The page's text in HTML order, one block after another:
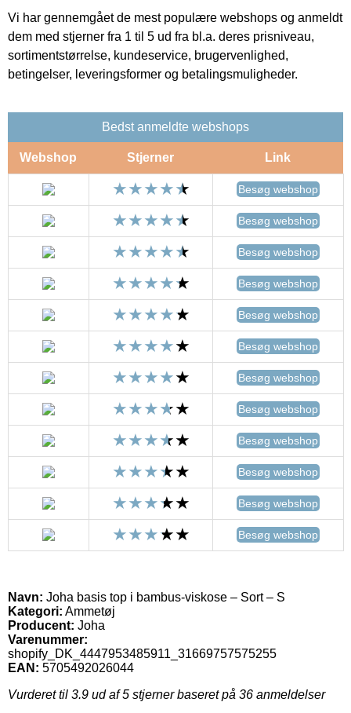
Vi har gennemgået de mest populære webshops og anmeldt
dem med stjerner fra 1 til 5 ud fra bl.a. deres prisniveau,
sortimentstørrelse, kundeservice, brugervenlighed,
betingelser, leveringsformer og betalingsmuligheder.
Bedst anmeldte webshops
Webshop Stjerner Link
Besøg webshop
Besøg webshop
Besøg webshop
Besøg webshop
Besøg webshop
Besøg webshop
Besøg webshop
Besøg webshop
Besøg webshop
Besøg webshop
Besøg webshop
Besøg webshop
Navn: Joha basis top i bambus-viskose – Sort – S
Kategori: Ammetøj
Producent: Joha
Varenummer:
shopify_DK_4447953485911_31669757575255
EAN: 5705492026044
Vurderet til 3.9 ud af 5 stjerner baseret på 36 anmeldelser